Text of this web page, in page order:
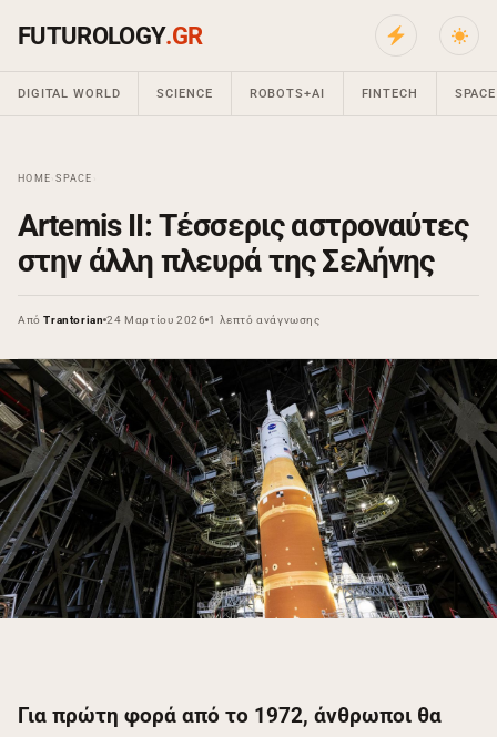
FUTUROLOGY.GR
DIGITAL WORLD SCIENCE ROBOTS+AI FINTECH SPACE
HOME ›SPACE
Artemis II: Τέσσερις αστροναύτες
στην άλλη πλευρά της Σελήνης
ΑπόTrantorian 24 Μαρτίου 2026 1 λεπτό ανάγνωσης
Για πρώτη φορά από το 1972, άνθρωποι θα